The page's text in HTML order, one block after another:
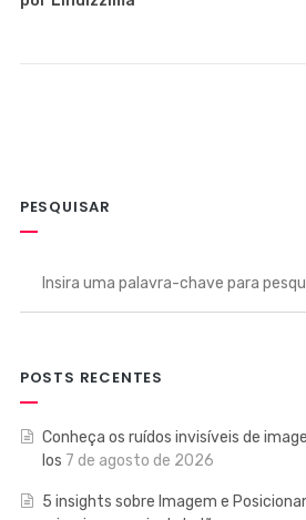
PESQUISAR
POSTS RECENTES
Conheça os ruídos invisíveis de
los 7 de agosto de 2026
5 insights sobre Imagem e